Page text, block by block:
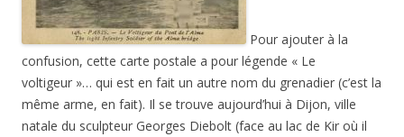
Pour ajouter à la
confusion, cette carte postale a pour légende « Le
voltigeur »… qui est en fait un autre nom du grenadier (c’est la
même arme, en fait). Il se trouve aujourd’hui à Dijon, ville
natale du sculpteur Georges Diebolt (face au lac de Kir où il